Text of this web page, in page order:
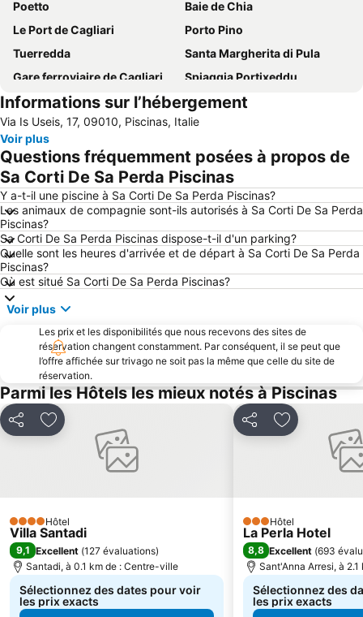
Poetto
Baie de Chia
Le Port de Cagliari
Porto Pino
Tuerredda
Santa Margherita di Pula
Gare ferroviaire de Cagliari
Spiaggia Portixeddu
Marina
Porto Flavia
Is Arenas Bianca
Spiaggia Maddalena
La Selle du Diable
Spiaggia di Nora
Cala Zafferano
Capo Malfatano
Cala Domestica
il Poetto
Poetto
Masua
Concert de Noël
Quartiere di Castello - Centro Storico
Monte Claro
Spiaggia Maladroxia
Su Giudeu
Sa Die De Sa Sardigna
Piazza del Carmine
Bonaria
Castello San Michele
Porto Botte
Porto Pino
Sant'Antioco
Villaggio Ipogeo
Spiaggia Maladroxia
BluFan
Su Guventeddu
Spiaggia Fontanamare
San Benedetto
Informations sur l’hébergement
Via Is Useis, 17, 09010, Piscinas, Italie
Voir plus
Questions fréquemment posées à propos de
Sa Corti De Sa Perda Piscinas
Y a-t-il une piscine à Sa Corti De Sa Perda Piscinas?
Les animaux de compagnie sont-ils autorisés à Sa Corti De Sa Perda
Piscinas?
Sa Corti De Sa Perda Piscinas dispose-t-il d'un parking?
Quelle sont les heures d'arrivée et de départ à Sa Corti De Sa Perda
Piscinas?
Où est situé Sa Corti De Sa Perda Piscinas?
Voir plus
Les prix et les disponibilités que nous recevons des sites de
réservation changent constamment. Par conséquent, il se peut que
l’offre affichée sur trivago ne soit pas la même que celle du site de
réservation.
Parmi les Hôtels les mieux notés à Piscinas
PartagerAjouter à mes favoris
4 ÉtoilesHôtel
Villa Santadi
9,1 Excellent (127 évaluations)
Santadi, à 0.1 km de : Centre-ville
Sélectionnez des dates pour voir
les prix exacts
PartagerAjouter à
3 Étoiles
Hôtel
La Perla Hotel
8,8 Excellent (693
Sant'Anna Arresi, à
Sélectionnez des
les prix exacts